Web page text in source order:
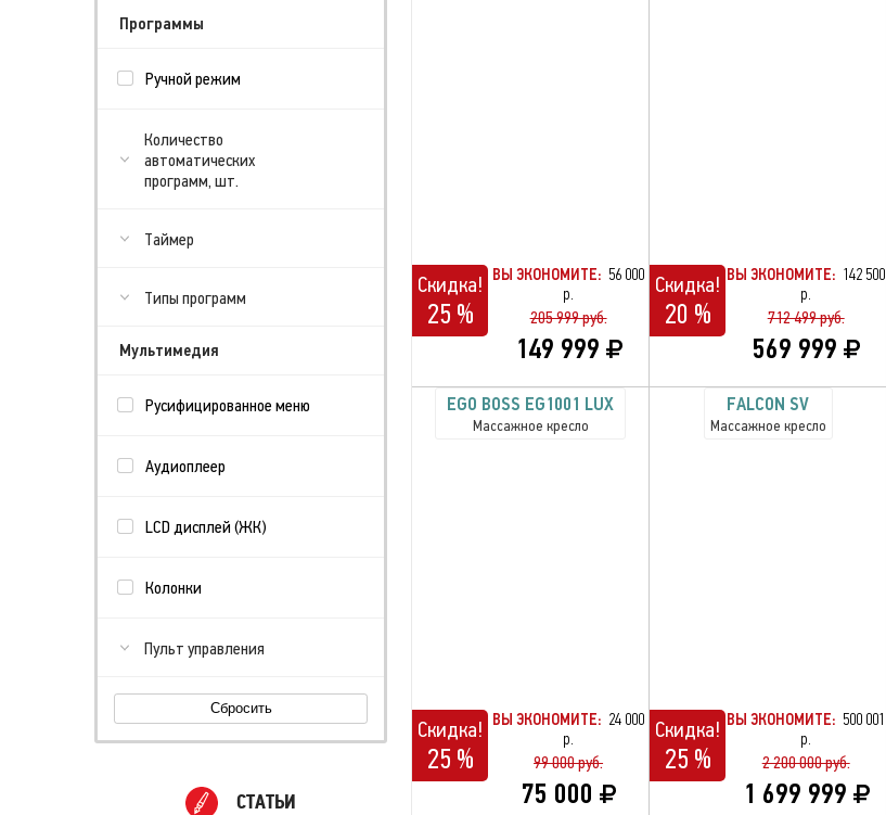
Программы
Ручной режим
Количество
автоматических
программ, шт.
Таймер
Типы программ
Мультимедия
Русифицированное меню
Аудиоплеер
LCD дисплей (ЖК)
Колонки
Пульт управления
Сбросить
СТАТЬИ
Скидка!
25 %
ВЫ ЭКОНОМИТЕ: 56 000
р.
205 999 руб.
149 999
Скидка!
20 %
ВЫ ЭКОНОМИТЕ: 142 500
р.
712 499 руб.
569 999
EGO BOSS EG1001 LUX
Массажное кресло
Скидка!
25 %
ВЫ ЭКОНОМИТЕ: 24 000
р.
99 000 руб.
75 000
FALCON SV
Массажное кресло
Скидка!
25 %
ВЫ ЭКОНОМИТЕ: 500 001
р.
2 200 000 руб.
1 699 999